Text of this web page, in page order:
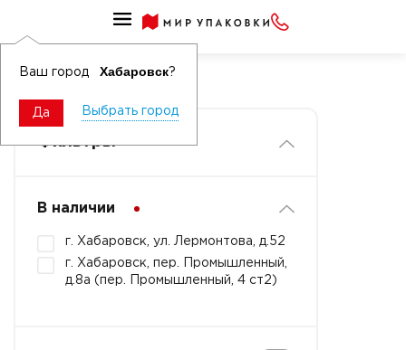
Ваш город Хабаровск?
Да Выбрать город
Подгузники
Фильтры
В наличии
г. Хабаровск, ул. Лермонтова, д.52
г. Хабаровск, пер. Промышленный,
д.8а (пер. Промышленный, 4 ст2)